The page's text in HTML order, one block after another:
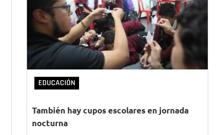
EDUCACIÓN
También hay cupos escolares en jornada
nocturna